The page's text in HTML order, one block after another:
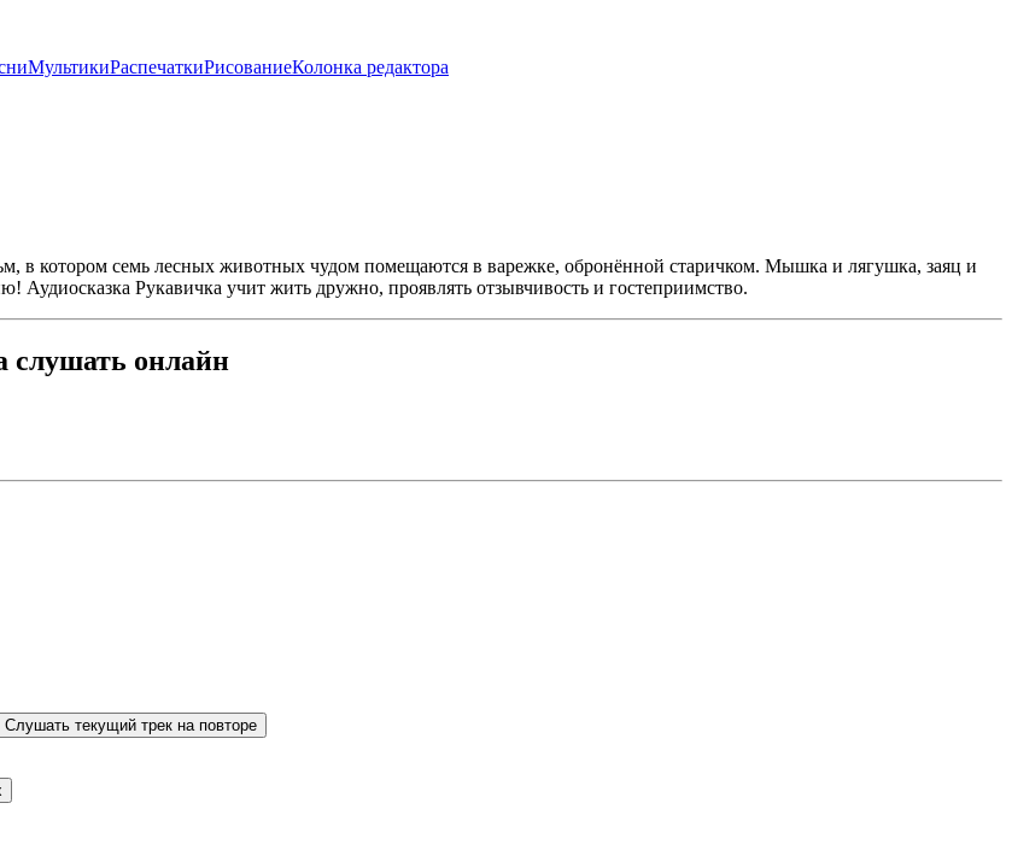
МультикиРаспечаткиРисованиеКолонка редактора
в котором семь лесных животных чудом помещаются в варежке, обронённой старичком. Мышка и лягушка, заяц и
Рукавичка учит жить дружно, проявлять отзывчивость и гостеприимство.
слушать онлайн
Слушать текущий трек на повторе